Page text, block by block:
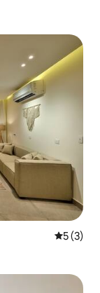
5 (3)